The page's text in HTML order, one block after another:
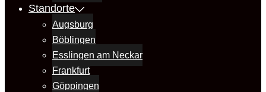
Standorte
Augsburg
Böblingen
Esslingen am Neckar
Frankfurt
Göppingen